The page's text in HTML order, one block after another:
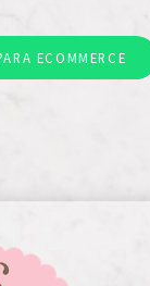
ECOMMERCE